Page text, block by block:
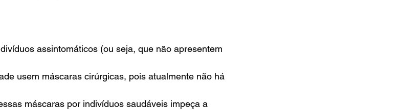
assintomáticos (ou seja, que não apresentem
usem máscaras cirúrgicas, pois atualmente não há
máscaras por indivíduos saudáveis impeça a